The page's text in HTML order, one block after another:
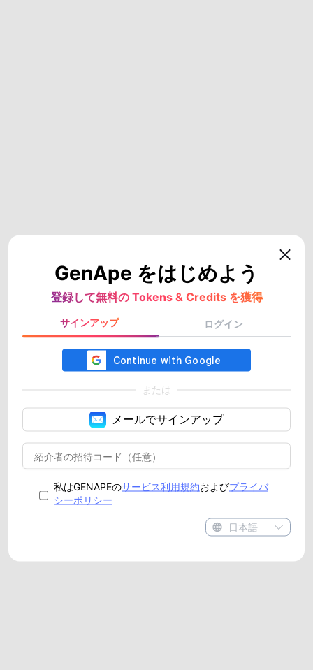
GenApe をはじめよう
登録して無料の Tokens & Credits を獲得
サインアップ ログイン
または
メールでサインアップ
私はGENAPEのサービス利用規約およびプライバ
シーポリシー
日本語